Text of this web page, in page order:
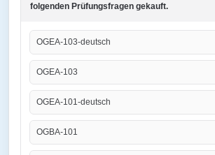
folgenden Prüfungsfragen gekauft.
OGEA-103-deutsch
OGEA-103
OGEA-101-deutsch
OGBA-101